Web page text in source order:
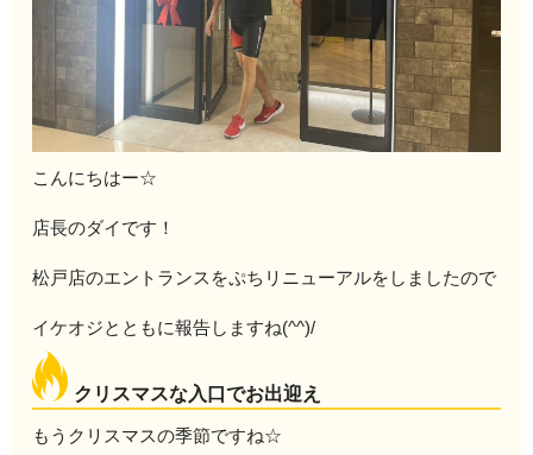
こんにちはー☆
店長のダイです！
松戸店のエントランスをぷちリニューアルをしましたので
イケオジとともに報告しますね(^^)/
クリスマスな入口でお出迎え
もうクリスマスの季節ですね☆